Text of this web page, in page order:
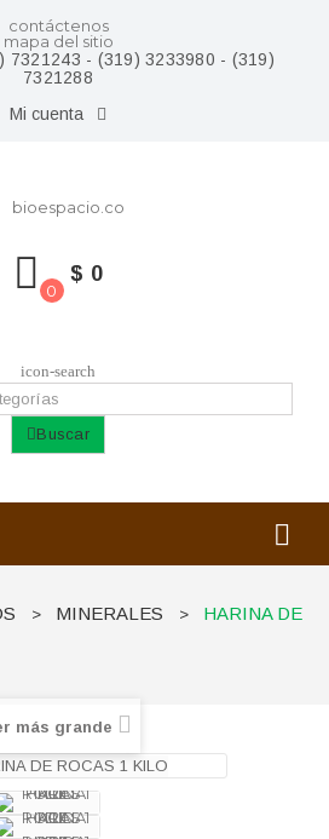
contáctenos
mapa del sitio
7321243 - (319) 3233980 - (319)
7321288
Mi cuenta
0
$ 0
icon-search
Buscar
> MINERALES >
HARINA DE
más grande